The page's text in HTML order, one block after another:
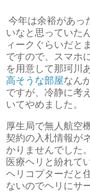
今年は余裕があっ
いなと思っていた
ィークぐらいだと
ですので、スマホ
を用意して那珂川
高そうな部屋なん
ですが、冷静に考
いてやめました。
厚生局で無人航空
契約の入札情報が
かりませんでした
医療ヘリと紛れて
ヘリコプターだと
ないのでヘリにサ